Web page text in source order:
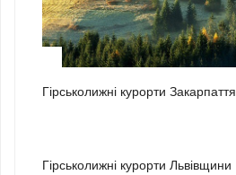
Гірськолижні курорти Закарпаття
Гірськолижні курорти Львівщини